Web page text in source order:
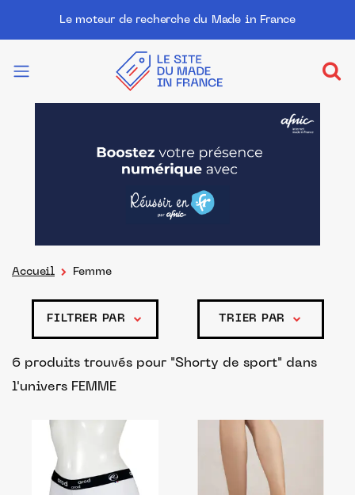
Le moteur de recherche du Made in France
Accueil Femme
FILTRER PAR TRIER PAR
6 produits trouvés pour "Shorty de sport" dans
l'univers FEMME